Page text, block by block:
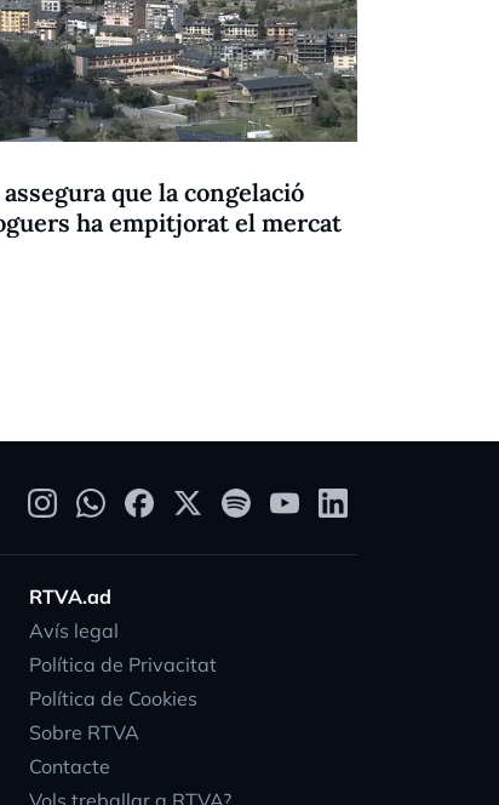
assegura que la congelació
ha empitjorat el mercat
RTVA.ad
Avís legal
Política de Privacitat
Política de Cookies
Sobre RTVA
Contacte